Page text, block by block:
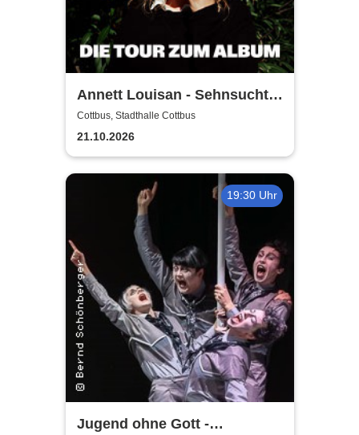
Annett Louisan - Sehnsucht -
Live 2026
Cottbus, Stadthalle Cottbus
21.10.2026
19:30 Uhr
Jugend ohne Gott -